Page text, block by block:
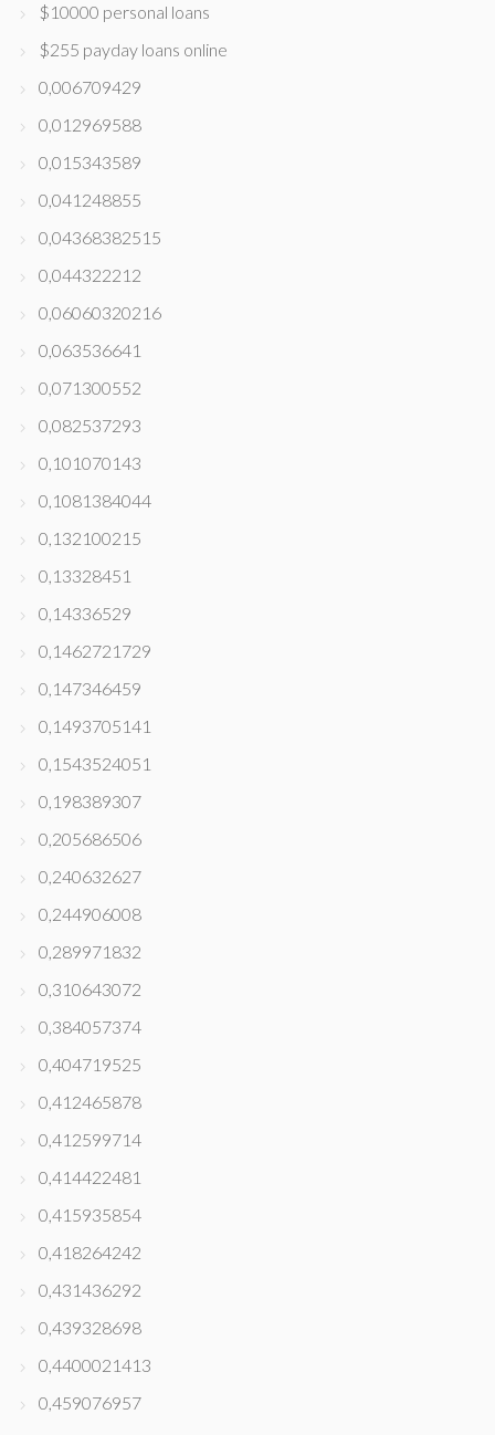
$10000 personal loans
$255 payday loans online
0,006709429
0,012969588
0,015343589
0,041248855
0,04368382515
0,044322212
0,06060320216
0,063536641
0,071300552
0,082537293
0,101070143
0,1081384044
0,132100215
0,13328451
0,14336529
0,1462721729
0,147346459
0,1493705141
0,1543524051
0,198389307
0,205686506
0,240632627
0,244906008
0,289971832
0,310643072
0,384057374
0,404719525
0,412465878
0,412599714
0,414422481
0,415935854
0,418264242
0,431436292
0,439328698
0,4400021413
0,459076957